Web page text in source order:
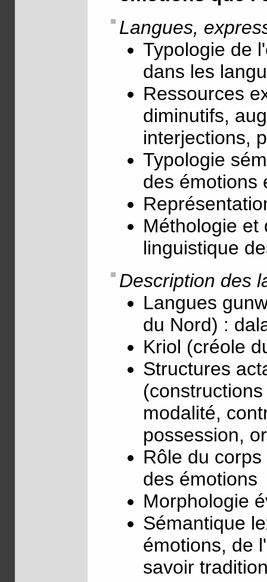
Langues,
Typologie de
dans les
Ressources
diminutifs,
interjections,
Typologie
des émotions
Méthologie et
linguistique
Description des
Langues
du Nord) :
Kriol (créole
Structures
modalité,
possession,
Rôle du
des émotions
Morphologie
Sémantique
émotions, de
savoir